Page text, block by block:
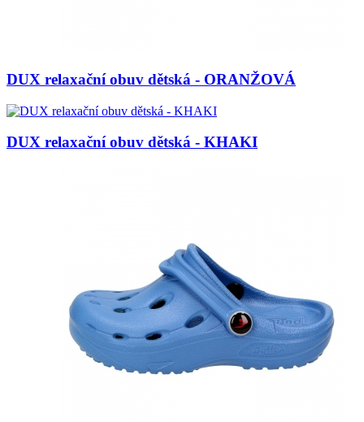
DUX relaxační obuv dětská - ORANŽOVÁ
DUX relaxační obuv dětská - KHAKI